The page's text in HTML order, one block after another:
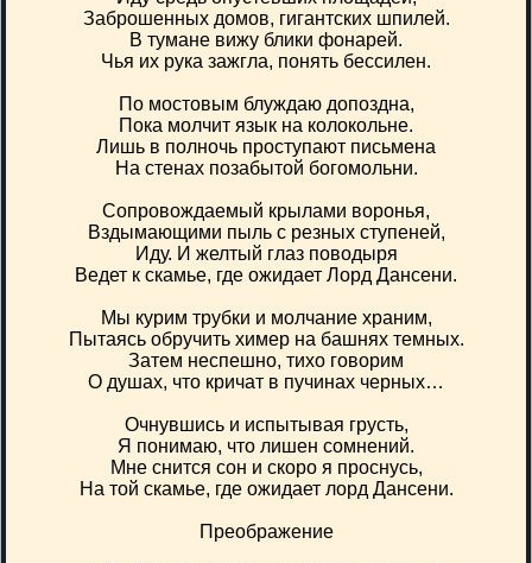
Заброшенных домов, гигантских шпилей.
В тумане вижу блики фонарей.
Чья их рука зажгла, понять бессилен.
По мостовым блуждаю допоздна,
Пока молчит язык на колокольне.
Лишь в полночь проступают письмена
На стенах позабытой богомольни.
Сопровождаемый крылами воронья,
Вздымающими пыль с резных ступеней,
Иду. И желтый глаз поводыря
Ведет к скамье, где ожидает Лорд Дансени.
Мы курим трубки и молчание храним,
Пытаясь обручить химер на башнях темных.
Затем неспешно, тихо говорим
О душах, что кричат в пучинах черных…
Очнувшись и испытывая грусть,
Я понимаю, что лишен сомнений.
Мне снится сон и скоро я проснусь,
На той скамье, где ожидает лорд Дансени.
Преображение